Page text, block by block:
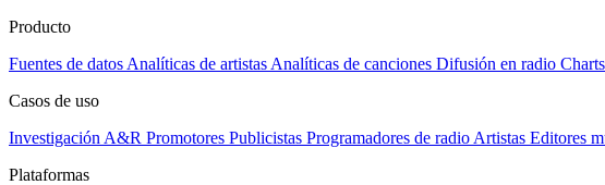
Producto
Fuentes de datos Analíticas de artistas Analíticas de canciones Difusión en radio Charts
Casos de uso
Investigación A&R Promotores Publicistas Programadores de radio Artistas Editores
Plataformas